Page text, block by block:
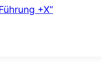
+X“